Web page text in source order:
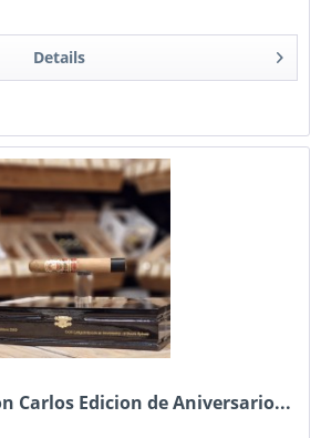
Details
Carlos Edicion de Aniversario...